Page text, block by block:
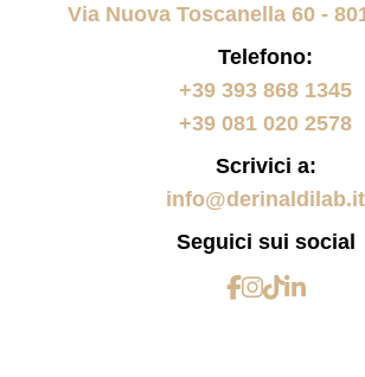
Via Nuova Toscanella 60 -
Telefono:
+39 393 868 1345
+39 081 020 2578
Scrivici a:
info@derinaldilab.it
Seguici sui social